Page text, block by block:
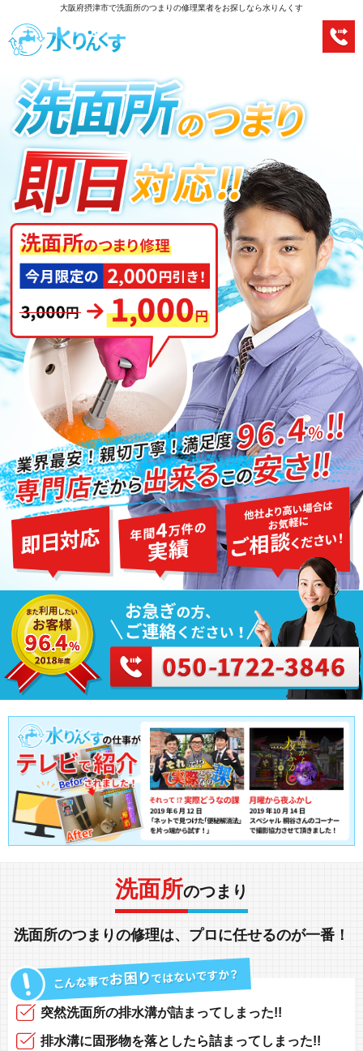
大阪府摂津市で洗面所のつまりの修理業者をお探しなら水りんくす
洗面所のつまり
洗面所のつまりの修理は、 プロに任せるのが一番！
突然洗面所の排水溝が詰まってしまった!!
排水溝に固形物を落としたら詰まってしまった!!